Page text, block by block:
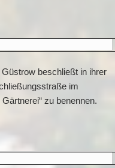
beschließt in ihrer
im
zu benennen.